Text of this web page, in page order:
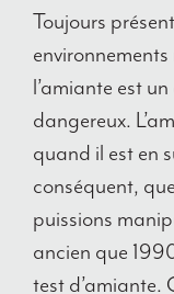
Toujours
l’amiante est
dangereux.
quand il est en
conséquent,
puissions
ancien que
test d’amiante.